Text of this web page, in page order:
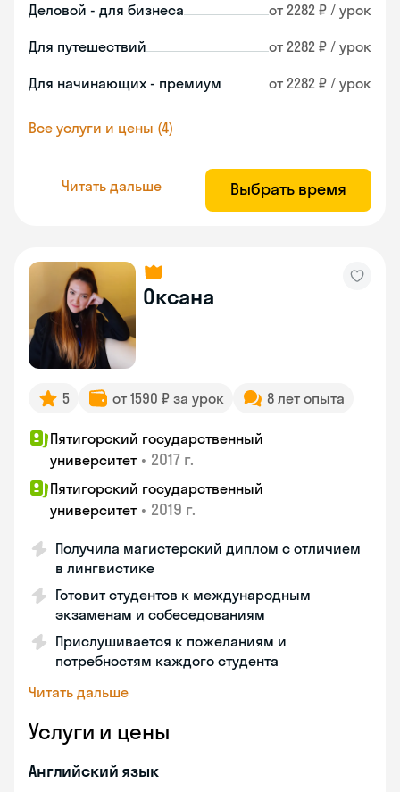
Деловой - для бизнеса от 2282 ₽ / урок
Для путешествий от 2282 ₽ / урок
Для начинающих - премиум от 2282 ₽ / урок
Все услуги и цены (4)
Читать дальше Выбрать время
Оксана
5 от 1590 ₽ за урок 8 лет опыта
Пятигорский государственный
университет • 2017 г.
Пятигорский государственный
университет • 2019 г.
Получила магистерский диплом с отличием
в лингвистике
Готовит студентов к международным
экзаменам и собеседованиям
Прислушивается к пожеланиям и
потребностям каждого студента
Читать дальше
Услуги и цены
Английский язык